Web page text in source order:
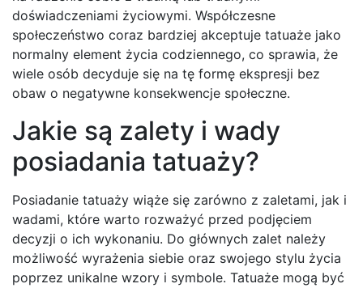
doświadczeniami życiowymi. Współczesne
społeczeństwo coraz bardziej akceptuje tatuaże jako
normalny element życia codziennego, co sprawia, że
wiele osób decyduje się na tę formę ekspresji bez
obaw o negatywne konsekwencje społeczne.
Jakie są zalety i wady
posiadania tatuaży?
Posiadanie tatuaży wiąże się zarówno z zaletami, jak i
wadami, które warto rozważyć przed podjęciem
decyzji o ich wykonaniu. Do głównych zalet należy
możliwość wyrażenia siebie oraz swojego stylu życia
poprzez unikalne wzory i symbole. Tatuaże mogą być